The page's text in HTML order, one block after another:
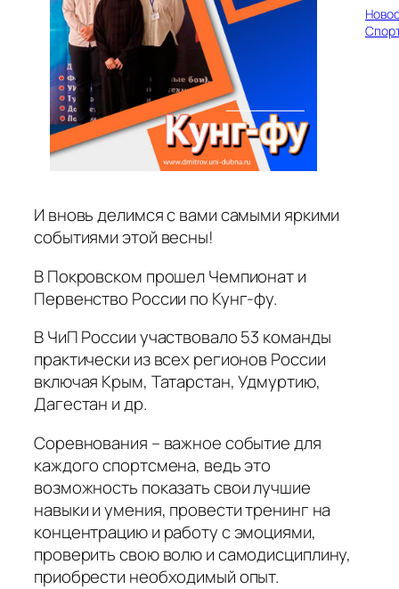
И вновь делимся с вами самыми яркими
событиями этой весны!
В Покровском прошел Чемпионат и
Первенство России по Кунг-фу.
В ЧиП России участвовало 53 команды
практически из всех регионов России
включая Крым, Татарстан, Удмуртию,
Дагестан и др.
Соревнования – важное событие для
каждого спортсмена, ведь это
возможность показать свои лучшие
навыки и умения, провести тренинг на
концентрацию и работу с эмоциями,
проверить свою волю и самодисциплину,
приобрести необходимый опыт.